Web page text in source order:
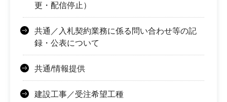
更・配信停止）
共通／入札契約業務に係る問い合わせ等の記
録・公表について
共通/情報提供
建設工事／受注希望工種